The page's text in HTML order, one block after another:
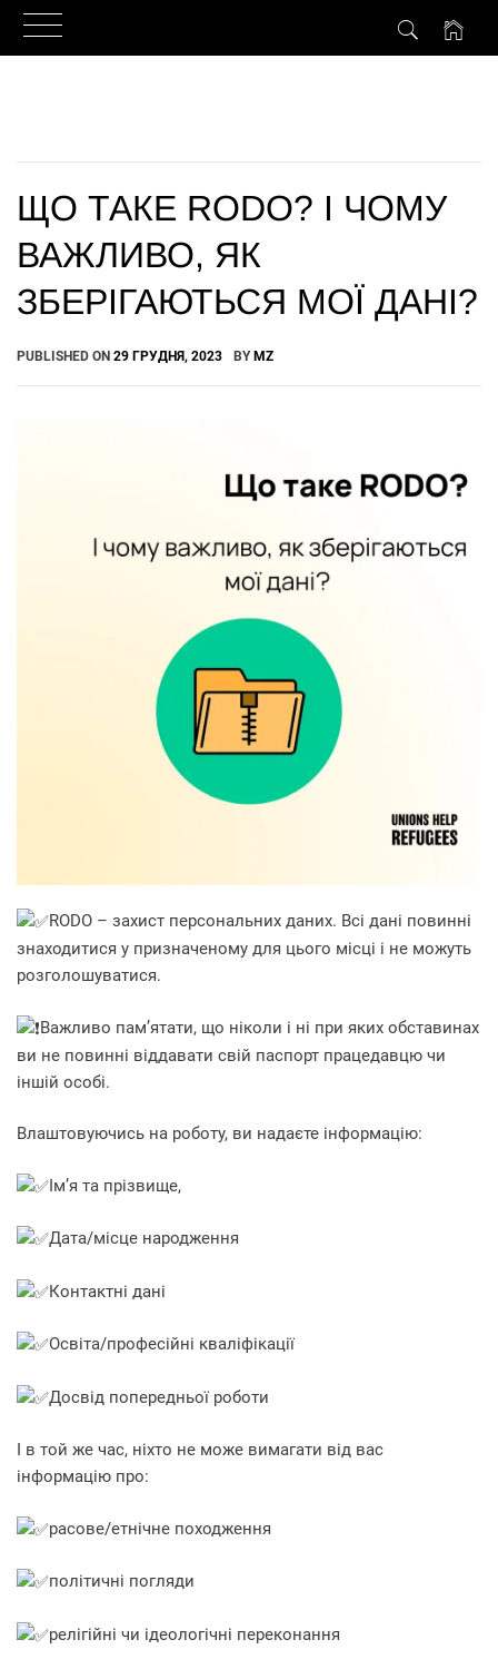
ЩО ТАКЕ RODO? І ЧОМУ
ВАЖЛИВО, ЯК
ЗБЕРІГАЮТЬСЯ МОЇ ДАНІ?
PUBLISHED ON 29 ГРУДНЯ, 2023 BYMZ
RODO – захист персональних даних. Всі дані повинні
знаходитися у призначеному для цього місці і не можуть
розголошуватися.
Важливо пам’ятати, що ніколи і ні при яких обставинах
ви не повинні віддавати свій паспорт працедавцю чи
іншій особі.
Влаштовуючись на роботу, ви надаєте інформацію:
Ім’я та прізвище,
Дата/місце народження
Контактні дані
Освіта/професійні кваліфікації
Досвід попередньої роботи
І в той же час, ніхто не може вимагати від вас
інформацію про:
расове/етнічне походження
політичні погляди
релігійні чи ідеологічні переконання